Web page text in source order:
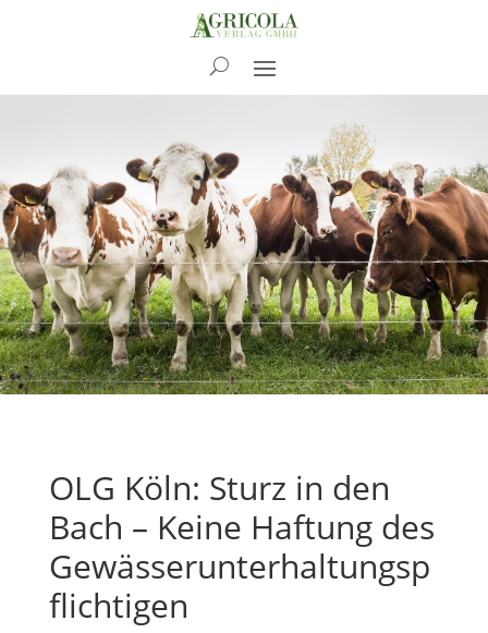
News
OLG Köln: Sturz in den
Bach – Keine Haftung des
Gewässerunterhaltungsp
flichtigen